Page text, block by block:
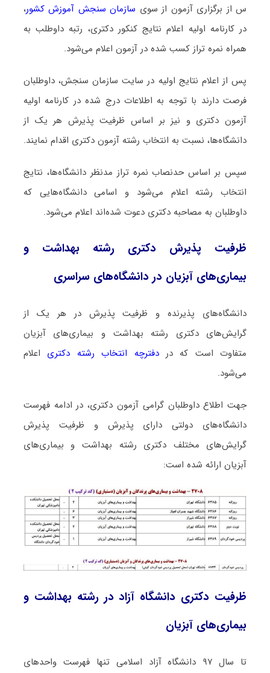
س از برگزاری آزمون از سوی سازمان سنجش آموزش کشور،
در کارنامه اولیه اعلام نتایج کنکور دکتری، رتبه داوطلب به
همراه نمره تراز کسب شده در آزمون اعلام می‌شود.
پس از اعلام نتایج اولیه در سایت سازمان سنجش، داوطلبان
فرصت دارند با توجه به اطلاعات درج شده در کارنامه اولیه
آزمون دکتری و نیز بر اساس ظرفیت پذیرش هر یک از
دانشگاه‌ها، نسبت به انتخاب رشته آزمون دکتری اقدام نمایند.
سپس بر اساس حدنصاب نمره تراز مدنظر دانشگاه‌ها، نتایج
انتخاب رشته اعلام می‌شود و اسامی دانشگاه‌هایی که
داوطلبان به مصاحبه دکتری دعوت شده‌اند اعلام می‌شود.
ظرفیت پذیرش دکتری رشته ﺑﻬﺪاﺷﺖ و
ﺑﻴﻤﺎریﻫﺎی آﺑﺰﻳﺎن در دانشگاه‌های سراسری
دانشگاه‌های پذیرنده و ظرفیت پذیرش در هر یک از
گرایش‌های دکتری رشته ﺑﻬﺪاﺷﺖ و ﺑﻴﻤﺎریﻫﺎی آﺑﺰﻳﺎن
متفاوت است که دردفترچه انتخاب رشته دکتری اعلام
می‌شود.
جهت اطلاع داوطلبان گرامی آزمون دکتری، در ادامه فهرست
دانشگاه‌های دولتی دارای پذیرش و ظرفیت پذیرش
گرایش‌های مختلف دکتری رشته ﺑﻬﺪاﺷﺖ و ﺑﻴﻤﺎریﻫﺎی
آﺑﺰﻳﺎن ارائه شده است:
ظرفیت دکتری دانشگاه آزاد در رشته ﺑﻬﺪاﺷﺖ و
ﺑﻴﻤﺎریﻫﺎی آﺑﺰﻳﺎن
تا سال ۹۷ دانشگاه آزاد اسلامی تنها فهرست واحدهای